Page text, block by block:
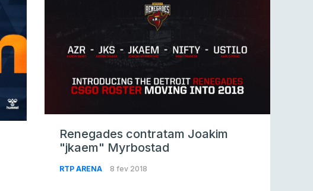
Renegades contratam Joakim
"jkaem" Myrbostad
RTP ARENA 8 fev 2018